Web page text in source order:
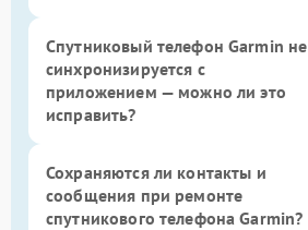
Спутниковый телефон Garmin не
синхронизируется с
приложением — можно ли это
исправить?
Сохраняются ли контакты и
сообщения при ремонте
спутникового телефона Garmin?